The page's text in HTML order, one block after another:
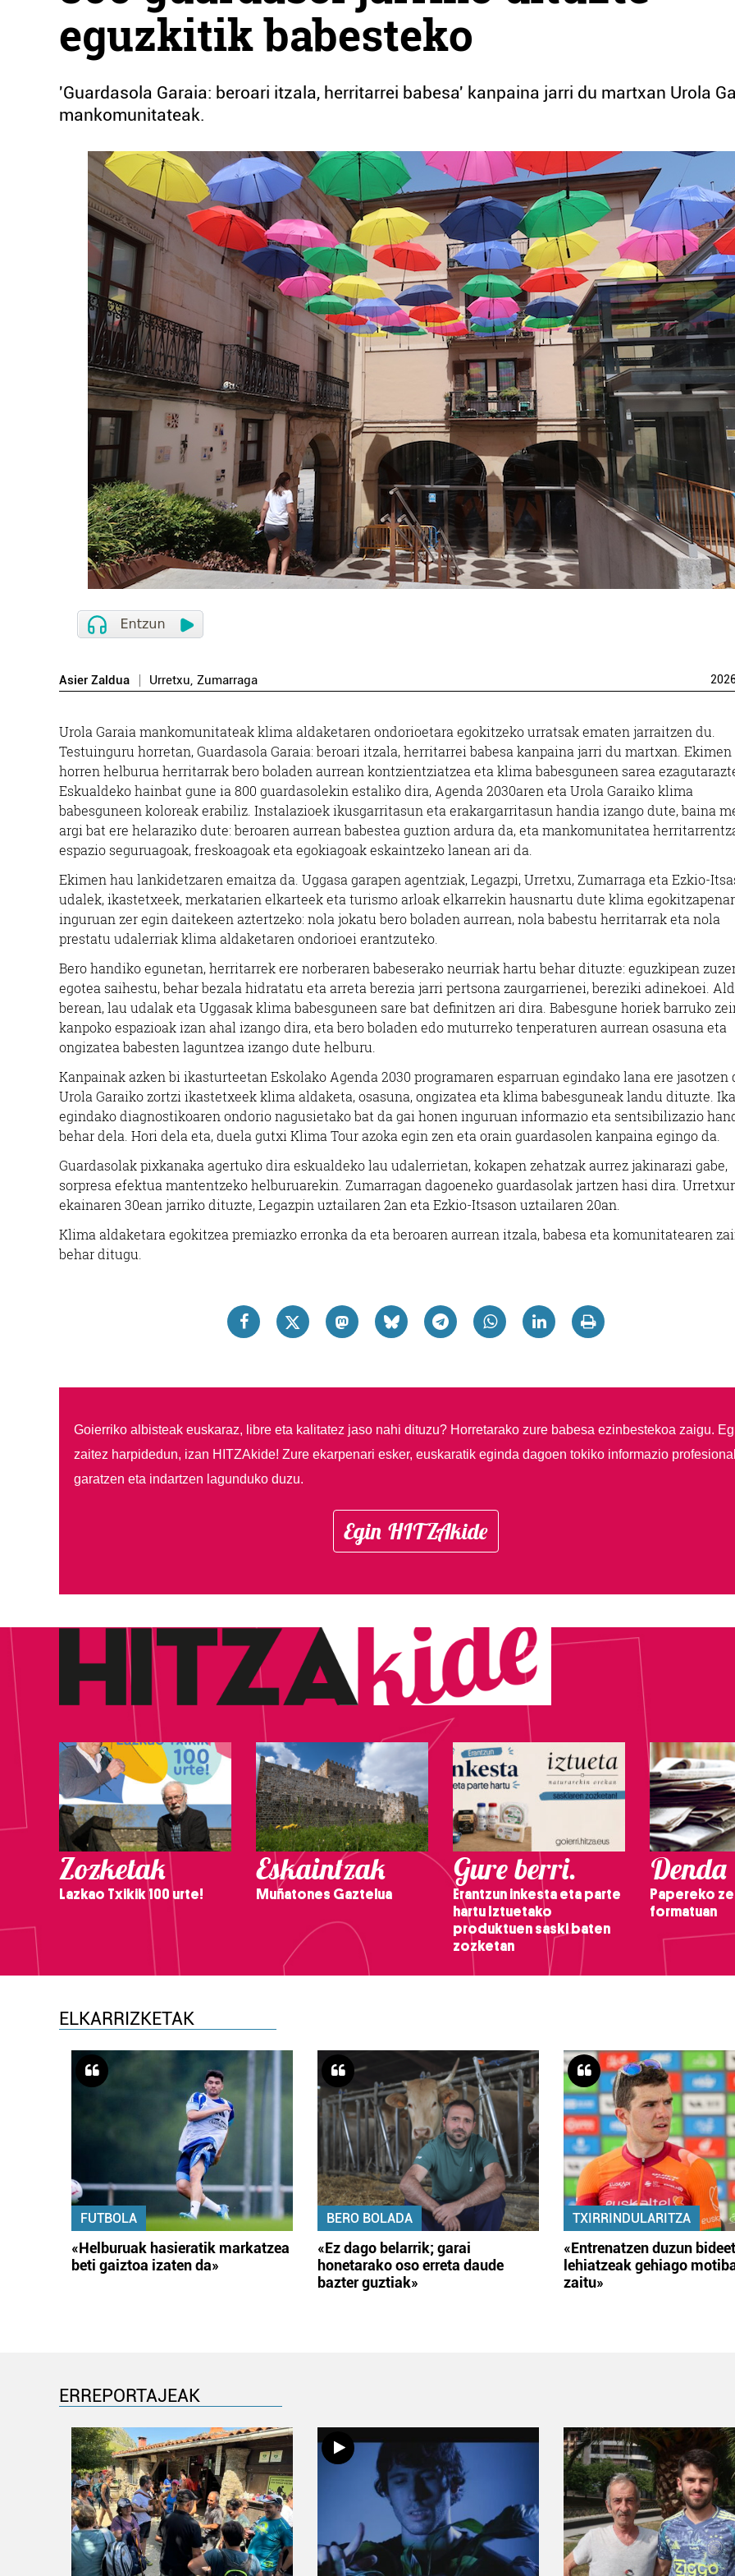
eguzkitik babesteko
'Guardasola Garaia: beroari itzala, herritarrei babesa' kanpaina jarri du martxan Urola
mankomunitateak.
Asier Zaldua Urretxu, Zumarraga
Urola Garaia mankomunitateak klima aldaketaren ondorioetara egokitzeko urratsak ematen jarraitzen du.
Testuinguru horretan, Guardasola Garaia: beroari itzala, herritarrei babesa kanpaina jarri du martxan. Ekimen
horren helburua herritarrak bero boladen aurrean kontzientziatzea eta klima babesguneen sarea
Eskualdeko hainbat gune ia 800 guardasolekin estaliko dira, Agenda 2030aren eta Urola Garaiko klima
babesguneen koloreak erabiliz. Instalazioek ikusgarritasun eta erakargarritasun handia izango dute, baina
argi bat ere helaraziko dute: beroaren aurrean babestea guztion ardura da, eta mankomunitatea
espazio seguruagoak, freskoagoak eta egokiagoak eskaintzeko lanean ari da.
Ekimen hau lankidetzaren emaitza da. Uggasa garapen agentziak, Legazpi, Urretxu, Zumarraga eta Ezkio-
udalek, ikastetxeek, merkatarien elkarteek eta turismo arloak elkarrekin hausnartu dute klima
inguruan zer egin daitekeen aztertzeko: nola jokatu bero boladen aurrean, nola babestu herritarrak eta nola
prestatu udalerriak klima aldaketaren ondorioei erantzuteko.
Bero handiko egunetan, herritarrek ere norberaren babeserako neurriak hartu behar dituzte: eguzkipean
egotea saihestu, behar bezala hidratatu eta arreta berezia jarri pertsona zaurgarrienei, bereziki adinekoei.
berean, lau udalak eta Uggasak klima babesguneen sare bat definitzen ari dira. Babesgune horiek barruko
kanpoko espazioak izan ahal izango dira, eta bero boladen edo muturreko tenperaturen aurrean osasuna eta
ongizatea babesten laguntzea izango dute helburu.
Kanpainak azken bi ikasturteetan Eskolako Agenda 2030 programaren esparruan egindako lana ere jasotzen
Urola Garaiko zortzi ikastetxeek klima aldaketa, osasuna, ongizatea eta klima babesguneak landu dituzte.
egindako diagnostikoaren ondorio nagusietako bat da gai honen inguruan informazio eta sentsibilizazio
behar dela. Hori dela eta, duela gutxi Klima Tour azoka egin zen eta orain guardasolen kanpaina egingo da.
Guardasolak pixkanaka agertuko dira eskualdeko lau udalerrietan, kokapen zehatzak aurrez jakinarazi gabe,
sorpresa efektua mantentzeko helburuarekin. Zumarragan dagoeneko guardasolak jartzen hasi dira.
ekainaren 30ean jarriko dituzte, Legazpin uztailaren 2an eta Ezkio-Itsason uztailaren 20an.
Klima aldaketara egokitzea premiazko erronka da eta beroaren aurrean itzala, babesa eta komunitatearen
behar ditugu.
Goierriko albisteak euskaraz, libre eta kalitatez jaso nahi dituzu? Horretarako zure babesa ezinbestekoa zaigu.
zaitez harpidedun, izan HITZAkide! Zure ekarpenari esker, euskaratik eginda dagoen tokiko informazio
garatzen eta indartzen lagunduko duzu.
Egin HITZAkide
Zozketak
Lazkao Txikik 100 urte!
Eskaintzak
Muñatones Gaztelua
Gure berri.
Erantzun inkesta eta parte
hartu Iztuetako
produktuen saski baten
zozketan
Denda
Papereko
formatuan
ELKARRIZKETAK
FUTBOLA
«Helburuak hasieratik markatzea
beti gaiztoa izaten da»
BERO BOLADA
«Ez dago belarrik; garai
honetarako oso erreta daude
bazter guztiak»
TXIRRINDULARITZA
«Entrenatzen duzun
lehiatzeak gehiago
zaitu»
ERREPORTAJEAK